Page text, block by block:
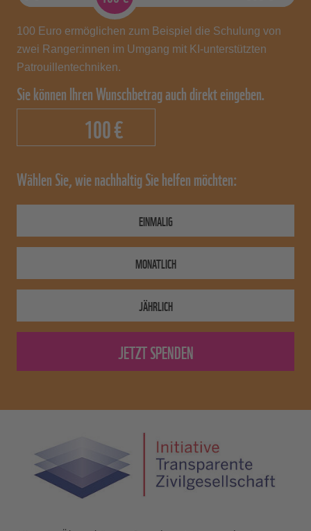
Gesamtausgaben.
Aufteilung der Ausgaben im Geschäftsjahr
2023/2024 © WWF
100 Euro ermöglichen zum Beispiel die Schulung von
zwei Ranger:innen im Umgang mit KI-unterstützten
Patrouillentechniken.
Sie können Ihren Wunschbetrag auch direkt eingeben.
€
Wählen Sie, wie nachhaltig Sie helfen möchten:
EINMALIG
MONATLICH
JÄHRLICH